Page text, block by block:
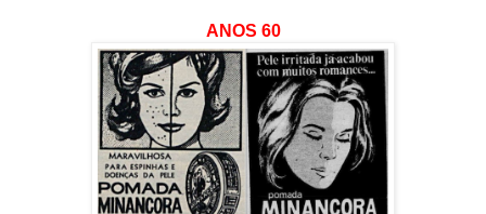
ANOS 60